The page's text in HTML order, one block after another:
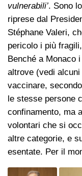
vulnerabili’. Sono
riprese dal
Stéphane Valeri,
pericolo i più
Benché a Monaco
altrove (vedi
vaccinare,
le stesse persone
confinamento, ma
volontari che si
altre categorie, e
esentate. Per il